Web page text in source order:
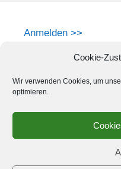
Cookie-
Wir verwenden Cookies, um
optimieren.
Anmelden >>